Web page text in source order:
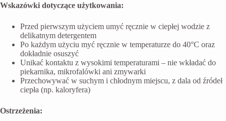
Wskazówki dotyczące użytkowania:
Przed pierwszym użyciem umyć ręcznie w ciepłej wodzie z
delikatnym detergentem
Po każdym użyciu myć ręcznie w temperaturze do 40°C oraz
dokładnie osuszyć
Unikać kontaktu z wysokimi temperaturami – nie wkładać do
piekarnika, mikrofalówki ani zmywarki
Przechowywać w suchym i chłodnym miejscu, z dala od źródeł
ciepła (np. kaloryfera)
Ostrzeżenia: